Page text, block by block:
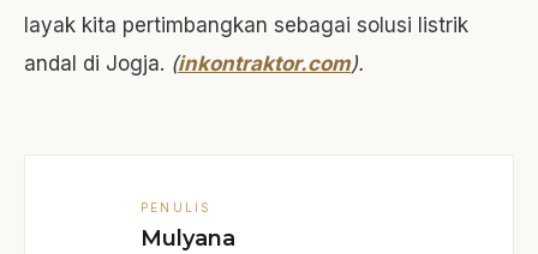
layak kita pertimbangkan sebagai solusi listrik
andal di Jogja. (inkontraktor.com).
PENULIS
Mulyana